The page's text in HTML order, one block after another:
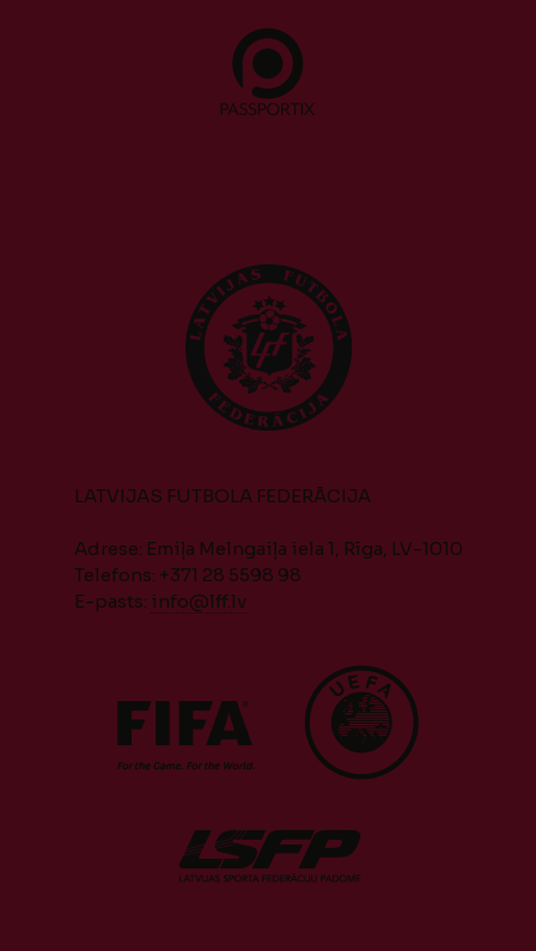
LATVIJAS FUTBOLA FEDERĀCIJA
Adrese: Emiļa Melngaiļa iela 1, Rīga, LV-1010
Telefons: +371 28 5598 98
E-pasts: info@lff.lv